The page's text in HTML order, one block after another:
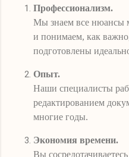
Профессионализм.
Мы знаем все нюансы
и понимаем, как
подготовлены
Опыт.
Наши специалисты
редактированием
многие годы.
Экономия времени.
Вы